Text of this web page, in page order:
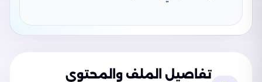
تفاصيل الملف والمحتوى